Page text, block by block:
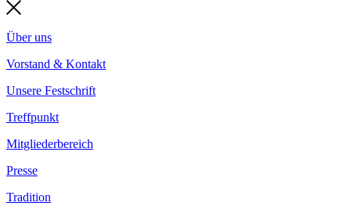
Über uns
Vorstand & Kontakt
Unsere Festschrift
Treffpunkt
Mitgliederbereich
Presse
Tradition